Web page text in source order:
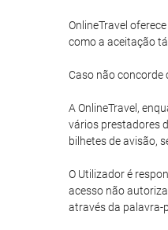
OnlineTravel
como a aceitação
Caso não concorde
A OnlineTravel,
vários prestadores
bilhetes de avisão,
O Utilizador é
acesso não
através da palavra-